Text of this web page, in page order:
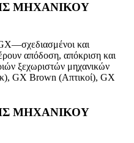
ΜΗΧΑΝΙΚΟΥ
και
απόδοση, απόκριση και
ξεχωριστών μηχανικών
GX Brown (Απτικοί), GX
ΜΗΧΑΝΙΚΟΥ